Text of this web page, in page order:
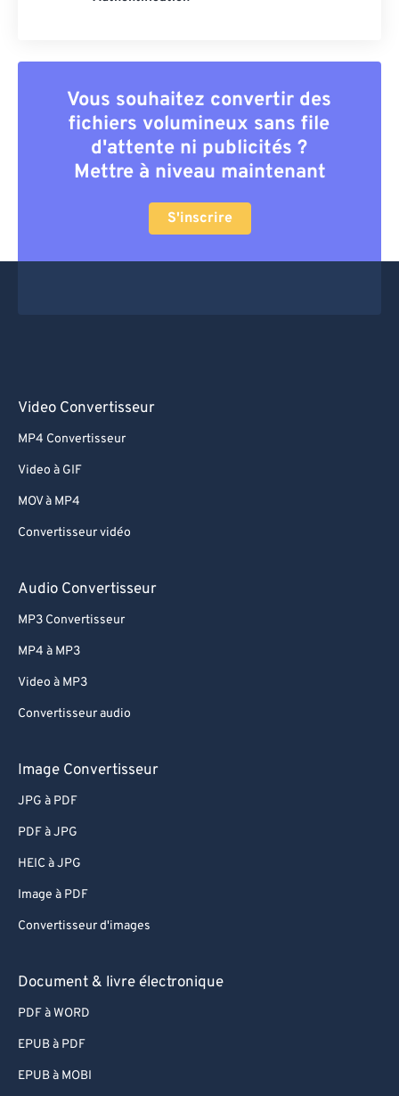
Vous souhaitez convertir des
fichiers volumineux sans file
d'attente ni publicités ?
Mettre à niveau maintenant
S'inscrire
Video Convertisseur
MP4 Convertisseur
Video à GIF
MOV à MP4
Convertisseur vidéo
Audio Convertisseur
MP3 Convertisseur
MP4 à MP3
Video à MP3
Convertisseur audio
Image Convertisseur
JPG à PDF
PDF à JPG
HEIC à JPG
Image à PDF
Convertisseur d'images
Document & livre électronique
PDF à WORD
EPUB à PDF
EPUB à MOBI